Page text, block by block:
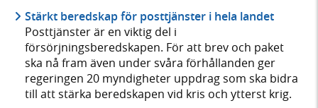
Stärkt beredskap för posttjänster i hela landet
Posttjänster är en viktig del i
försörjningsberedskapen. För att brev och paket
ska nå fram även under svåra förhållanden ger
regeringen 20 myndigheter uppdrag som ska bidra
till att stärka beredskapen vid kris och ytterst krig.